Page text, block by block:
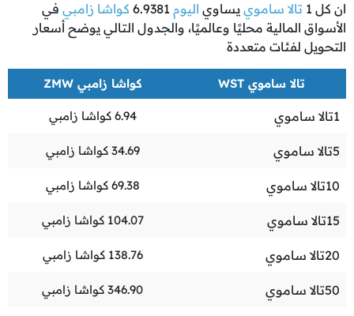
ان كل 1 تالا ساموي يساوي اليوم 6.9381 كواشا زامبي في
الأسواق المالية محليًا وعالميًا، والجدول التالي يوضح أسعار
التحويل لفئات متعددة
تالا ساموي WST كواشا زامبي ZMW
1تالا ساموي 6.94 كواشا زامبي
5تالا ساموي 34.69 كواشا زامبي
10تالا ساموي 69.38 كواشا زامبي
15تالا ساموي 104.07 كواشا زامبي
20تالا ساموي 138.76 كواشا زامبي
50تالا ساموي 346.90 كواشا زامبي